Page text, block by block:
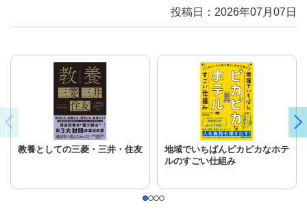
投稿日：2026年07月07日
教養としての三菱・三井・住友
地域でいちばんピカピカなホテ
ルのすごい仕組み